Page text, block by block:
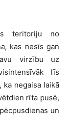
teritoriju no
kas nesīs gan
virzību uz
līs
ka negaisa laikā
rīta pusē,
un